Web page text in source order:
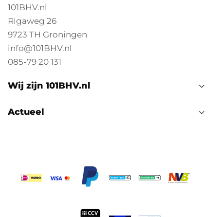
101BHV.nl
Rigaweg 26
9723 TH Groningen
info@101BHV.nl
085-79 20 131
Wij zijn 101BHV.nl
Actueel